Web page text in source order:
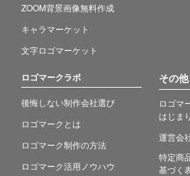
ZOOM背景画像無料作成
キャラマーケット
文字ロゴマーケット
ロゴマークラボ
後悔しない制作会社選び
ロゴマークとは
ロゴマーク制作の方法
ロゴマーク活用ノウハウ
その他
ロゴマ
はじまり
運営会
特定商
基づく